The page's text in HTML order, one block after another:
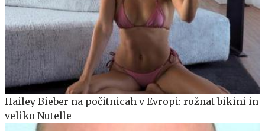
Hailey Bieber na počitnicah v Evropi: rožnat bikini in
veliko Nutelle